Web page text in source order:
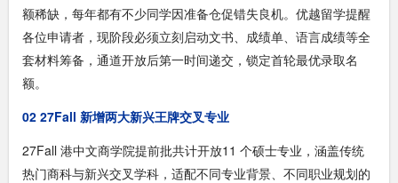
额稀缺，每年都有不少同学因准备仓促错失良机。优越留学提醒
各位申请者，现阶段必须立刻启动文书、成绩单、语言成绩等全
套材料筹备，通道开放后第一时间递交，锁定首轮最优录取名
额。
02 27Fall 新增两大新兴王牌交叉专业
27Fall 港中文商学院提前批共计开放11 个硕士专业，涵盖传统
热门商科与新兴交叉学科，适配不同专业背景、不同职业规划的